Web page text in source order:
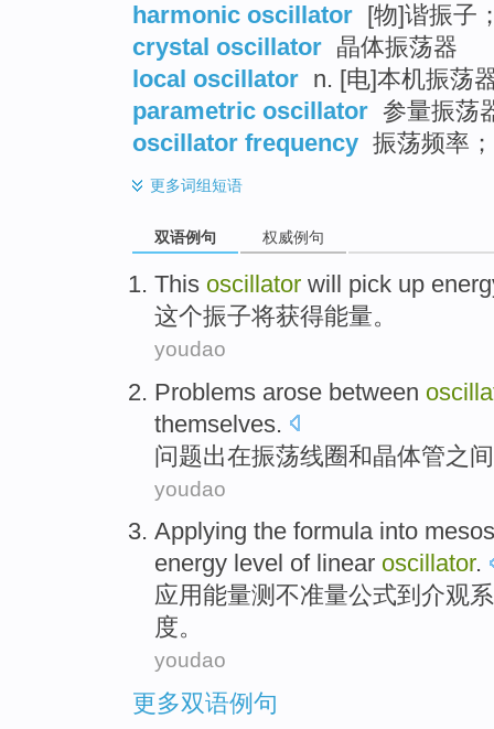
harmonic oscillator [物]谐振子
crystal oscillator 晶体振荡器
local oscillator n. [电]本机振荡
parametric oscillator 参量振荡
oscillator frequency 振荡频率
更多词组短语
双语例句 权威例句
This oscillator will pick up
这个振子将获得能量。
youdao
Problems arose between
themselves.
问题出在振荡线圈和晶体管之间
youdao
Applying the formula into
energy level of linear oscillator.
应用能量测不准量公式到 介观
度。
youdao
更多双语例句